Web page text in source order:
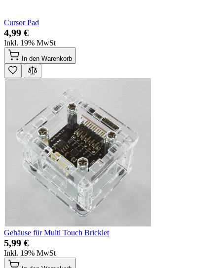
Cursor Pad
4,99 €
Inkl. 19% MwSt
In den Warenkorb
Gehäuse für Multi Touch Bricklet
5,99 €
Inkl. 19% MwSt